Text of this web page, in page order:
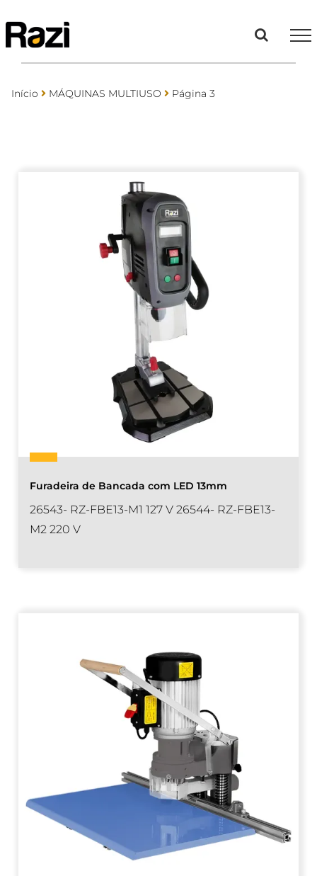
para
o
conteúdo
Início MÁQUINAS MULTIUSO Página 3
Furadeira de Bancada com LED 13mm
26543- RZ-FBE13-M1 127 V 26544- RZ-FBE13-
M2 220 V